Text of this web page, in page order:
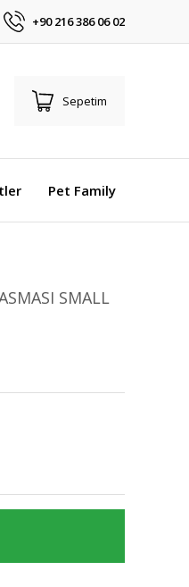
+90 216 386 06 02
Sepetim
Pet Family
SMALL